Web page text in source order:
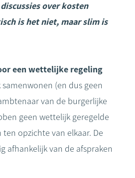
over kosten
is het niet, maar slim is
een wettelijke regeling
(en dus geen
van de burgerlijke
geen wettelijk geregelde
opzichte van elkaar. De
afhankelijk van de afspraken